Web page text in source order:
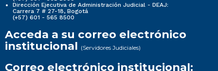
Dirección Ejecutiva de Administración Judicial - DEAJ:
Carrera 7 # 27-18, Bogotá
(+57) 601 - 565 8500
Acceda a su correo electrónico
institucional (Servidores Judiciales)
Correo electrónico institucional: